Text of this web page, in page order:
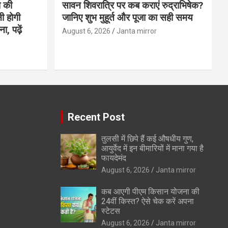
की
पढ़ें
सावन शिवरात्रि पर कब कराएं रुद्राभिषेक?
जानिए शुभ मुहूर्त और पूजा का सही समय
August 6, 2026 Janta mirror
Recent Post
तुलसी में छिपे हैं कई औषधीय गुण,
आयुर्वेद में इन बीमारियों में माना गया है
फायदेमंद
August 6, 2026 Janta mirror
कब आएगी पीएम किसान योजना की
24वीं किस्त? ऐसे चेक करें अपना
स्टेटस
August 6, 2026 Janta mirror